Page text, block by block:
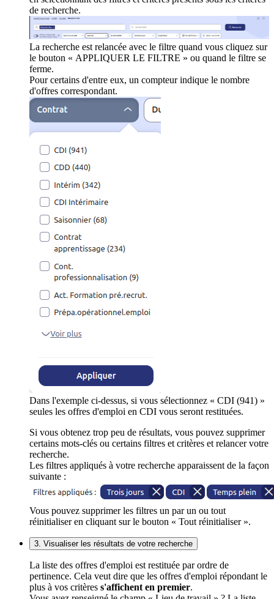
de recherche.
La recherche est relancée avec le filtre quand vous cliquez sur
le bouton « APPLIQUER LE FILTRE » ou quand le filtre se
ferme.
Pour certains d'entre eux, un compteur indique le nombre
d'offres correspondant.
Dans l'exemple ci-dessus, si vous sélectionnez « CDI (941) »
seules les offres d'emploi en CDI vous seront restituées.
Si vous obtenez trop peu de résultats, vous pouvez supprimer
certains mots-clés ou certains filtres et critères et relancer votre
recherche.
Les filtres appliqués à votre recherche apparaissent de la façon
suivante :
Vous pouvez supprimer les filtres un par un ou tout
réinitialiser en cliquant sur le bouton « Tout réinitialiser ».
3. Visualiser les résultats de votre recherche
La liste des offres d'emploi est restituée par ordre de
pertinence. Cela veut dire que les offres d'emploi répondant le
plus à vos critères s'affichent en premier.